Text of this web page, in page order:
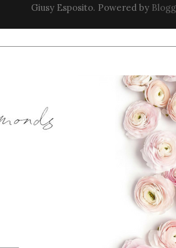
Giusy Esposito. Powered by